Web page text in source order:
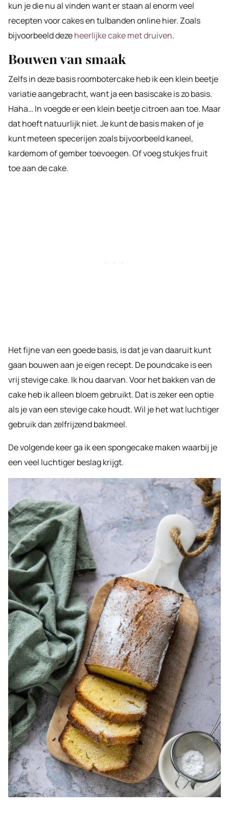
kun je die nu al vinden want er staan al enorm veel
recepten voor cakes en tulbanden online hier. Zoals
bijvoorbeeld dezeheerlijke cake met druiven.
Bouwen van smaak
Zelfs in deze basis roombotercake heb ik een klein beetje
variatie aangebracht, want ja een basiscake is zo basis.
Haha… In voegde er een klein beetje citroen aan toe. Maar
dat hoeft natuurlijk niet. Je kunt de basis maken of je
kunt meteen specerijen zoals bijvoorbeeld kaneel,
kardemom of gember toevoegen. Of voeg stukjes fruit
toe aan de cake.
Het fijne van een goede basis, is dat je van daaruit kunt
gaan bouwen aan je eigen recept. De poundcake is een
vrij stevige cake. Ik hou daarvan. Voor het bakken van de
cake heb ik alleen bloem gebruikt. Dat is zeker een optie
als je van een stevige cake houdt. Wil je het wat luchtiger
gebruik dan zelfrijzend bakmeel.
De volgende keer ga ik een spongecake maken waarbij je
een veel luchtiger beslag krijgt.